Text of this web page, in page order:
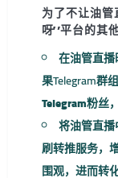
为了不让油
呀”平台的其
在油管直
果Telegram群
Telegram粉丝
将油管直
刷转推服务，
围观，进而转